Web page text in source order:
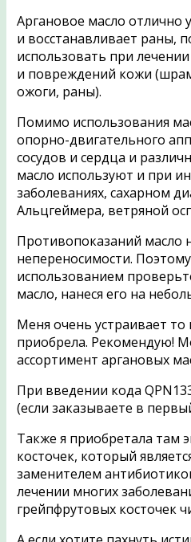
Аргановое масло отлично
и восстанавливает раны,
использовать при
и повреждений кожи
ожоги, раны).
Помимо использования
опорно-двигательного
сосудов и сердца и
масло используют и при
заболеваниях, сахарном
Альцгеймера, ветряной
Противопоказаний масло
непереносимости.
использованием
масло, нанеся его на
Меня очень устраивает то
приобрела. Рекомендую!
ассортимент аргановых
При введении кода
(если заказываете в
Также я приобретала там
косточек, который
заменителем
лечении многих
грейпфрутовых косточек